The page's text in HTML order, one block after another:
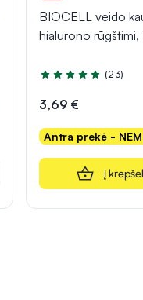
BIOCELL veido
hialurono rūgštimi,
Įvertinimas 5.0 iš 5
(23)
3,69 €
Antra prekė -
Į